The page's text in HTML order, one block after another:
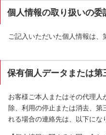
個人情報の取り扱いの委
ご記入いただいた個人情報は、
保有個人データまたは
お客様ご本人またはその代理人
除、利用の停止または消去、第
れる場合の連絡先は、以下にな